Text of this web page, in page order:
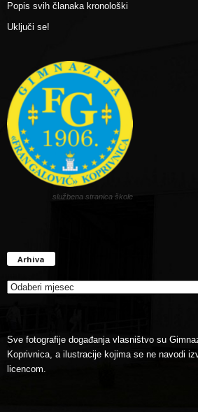
Popis svih članaka kronološki
Uključi se!
službena stranica škole
Arhiva
Sve fotografije događanja vlasništvo su
Koprivnica, a ilustracije kojima se ne navodi
licencom.